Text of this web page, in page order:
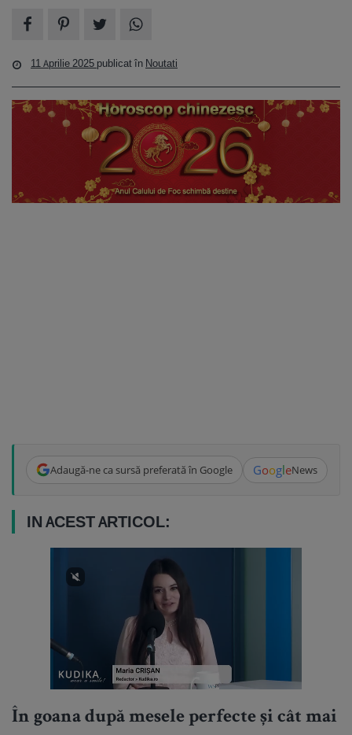
11 Aprilie 2025 publicat în Noutati
Adaugă-ne ca sursă preferată în Google GoogleNews
IN ACEST ARTICOL:
În goana după mesele perfecte și cât mai